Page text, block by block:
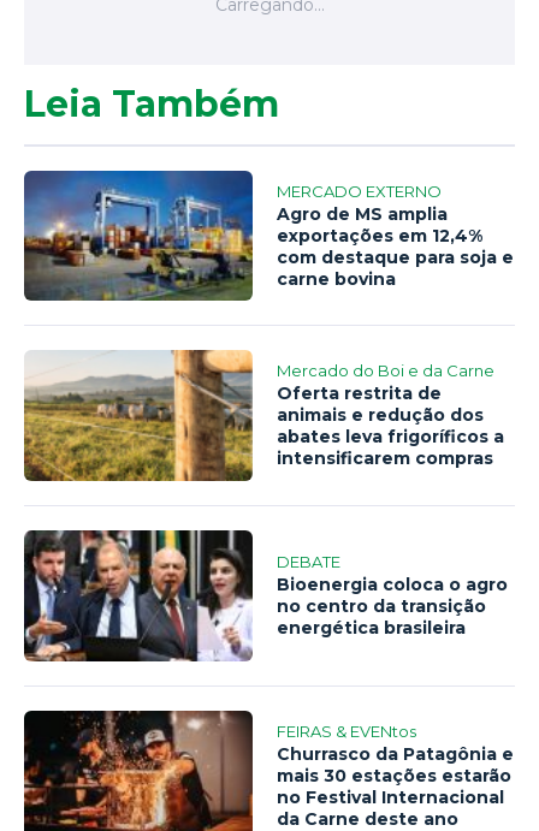
Leia Também
MERCADO EXTERNO
Agro de MS amplia
exportações em 12,4%
com destaque para soja e
carne bovina
Mercado do Boi e da Carne
Oferta restrita de
animais e redução dos
abates leva frigoríficos a
intensificarem compras
DEBATE
Bioenergia coloca o agro
no centro da transição
energética brasileira
FEIRAS & EVENtos
Churrasco da Patagônia e
mais 30 estações estarão
no Festival Internacional
da Carne deste ano